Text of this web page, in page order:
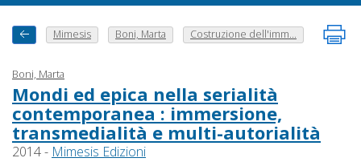
Mimesis Boni, Marta Costruzione dell'imm...
Boni, Marta
Mondi ed epica nella serialità
contemporanea : immersione,
transmedialità e multi-autorialità
2014 - Mimesis Edizioni